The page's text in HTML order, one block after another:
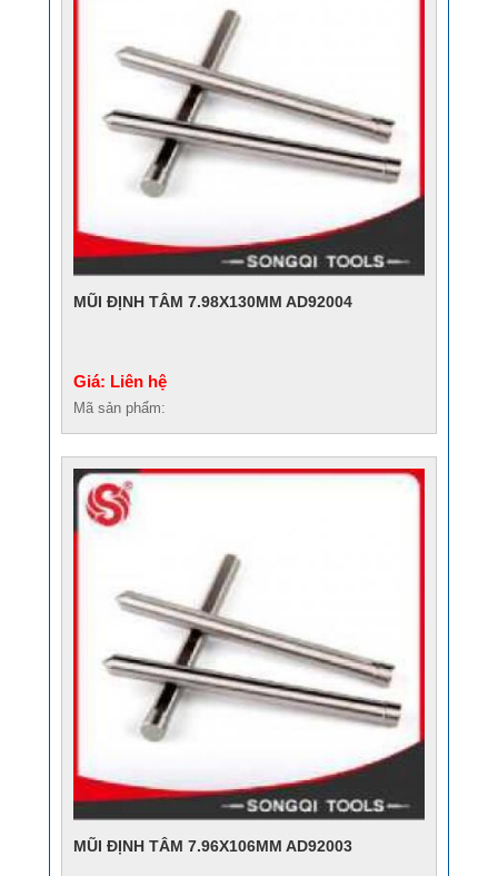
MŨI ĐỊNH TÂM 7.98X130MM AD92004
Giá: Liên hệ
Mã sản phẩm:
MŨI ĐỊNH TÂM 7.96X106MM AD92003